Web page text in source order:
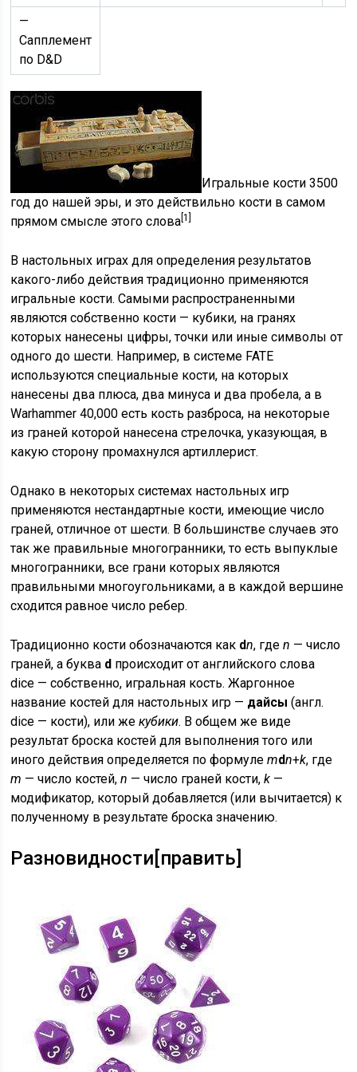
—
Сапплемент
по D&D
Игральные кости 3500
год до нашей эры, и это действильно кости в самом
прямом смысле этого слова[1]
В настольных играх для определения результатов
какого-либо действия традиционно применяются
игральные кости. Самыми распространенными
являются собственно кости — кубики, на гранях
которых нанесены цифры, точки или иные символы от
одного до шести. Например, в системе FATE
используются специальные кости, на которых
нанесены два плюса, два минуса и два пробела, а в
Warhammer 40,000 есть кость разброса, на некоторые
из граней которой нанесена стрелочка, указующая, в
какую сторону промахнулся артиллерист.
Однако в некоторых системах настольных игр
применяются нестандартные кости, имеющие число
граней, отличное от шести. В большинстве случаев это
так же правильные многогранники, то есть выпуклые
многогранники, все грани которых являются
правильными многоугольниками, а в каждой вершине
сходится равное число ребер.
Традиционно кости обозначаются как dn, гдеn — число
граней, а буква d происходит от английского слова
diсe — собственно, игральная кость. Жаргонное
название костей для настольных игр — дайсы (англ.
dice — кости), или жекубики. В общем же виде
результат броска костей для выполнения того или
иного действия определяется по формулеmdn+k, где
m — число костей,n — число граней кости,k —
модификатор, который добавляется (или вычитается) к
полученному в результате броска значению.
Разновидности [править]